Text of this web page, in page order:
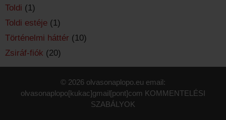
Toldi (1)
Toldi estéje (1)
Történelmi háttér (10)
Zsiráf-fiók (20)
© 2026 olvasonaplopo.eu email:
olvasonaplopo[kukac]gmail[pont]com KOMMENTELÉSI
SZABÁLYOK